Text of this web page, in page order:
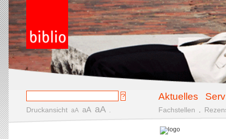
Aktuelles
Druckansicht aA aA aA Fachstellen